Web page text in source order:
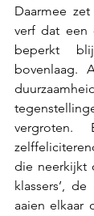
Daarmee
verf dat een
beperkt
bovenlaag.
die neerkijkt
klassers’,
aaien elkaar